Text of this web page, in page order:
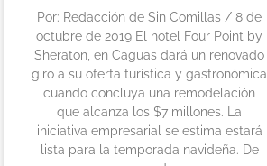
Por: Redacción de Sin Comillas / 8 de
octubre de 2019 El hotel Four Point by
Sheraton, en Caguas dará un renovado
giro a su oferta turística y gastronómica
cuando concluya una remodelación
que alcanza los $7 millones. La
iniciativa empresarial se estima estará
lista para la temporada navideña. De